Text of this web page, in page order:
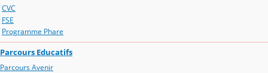
CVC
FSE
Programme Phare
Parcours Educatifs
Parcours Avenir